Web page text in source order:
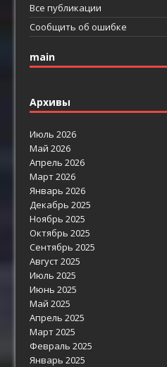
Все публикации
Сообщить об ошибке
main
Архивы
Июль 2026
Май 2026
Апрель 2026
Март 2026
Январь 2026
Декабрь 2025
Ноябрь 2025
Октябрь 2025
Сентябрь 2025
Август 2025
Июль 2025
Июнь 2025
Май 2025
Апрель 2025
Март 2025
Февраль 2025
Январь 2025